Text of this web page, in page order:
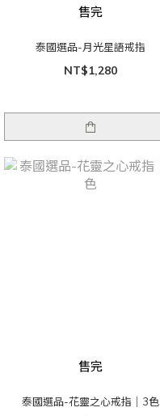
售完
泰國選品-月光星語戒指
NT$1,280
售完
泰國選品-花靈之心戒指｜3色